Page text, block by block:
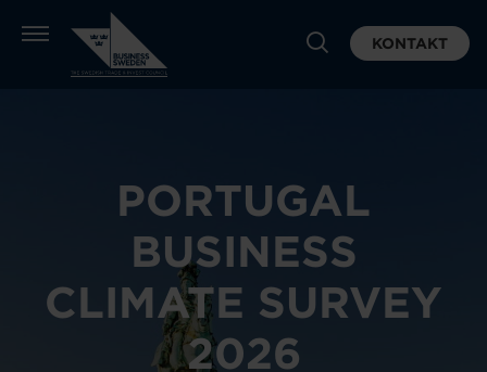
KONTAKT
PORTUGAL
BUSINESS
CLIMATE SURVEY
2026